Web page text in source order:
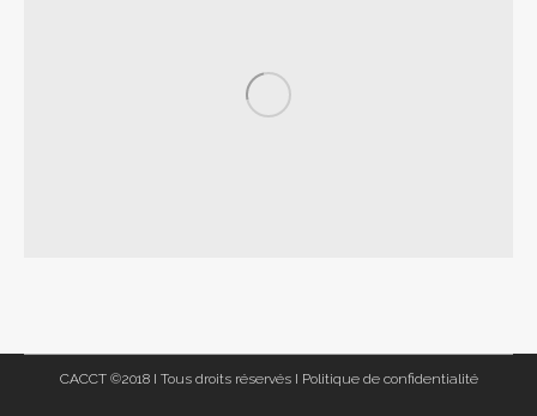
CACCT ©2018 I Tous droits réservés I Politique de confidentialité